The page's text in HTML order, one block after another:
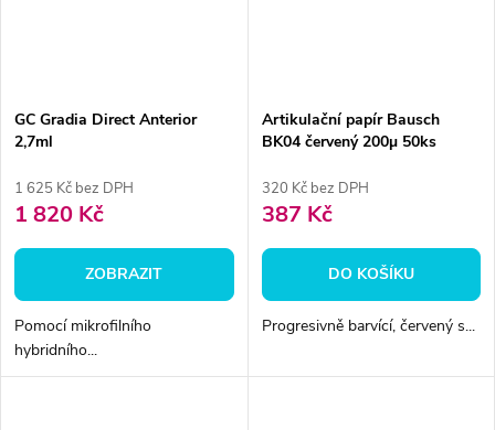
GC Gradia Direct Anterior
2,7ml
1 625 Kč bez DPH
1 820 Kč
ZOBRAZIT
Pomocí mikrofilního
hybridního...
Artikulační papír Bausch
BK04 červený 200µ 50ks
320 Kč bez DPH
387 Kč
DO KOŠÍKU
Progresivně barvící, červený s...